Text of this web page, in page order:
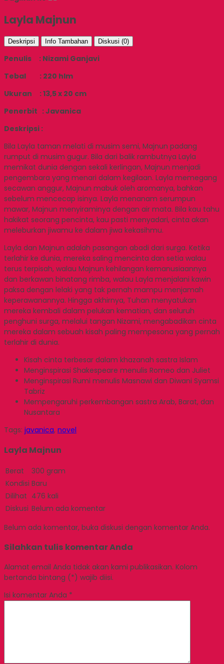
Layla Majnun
Deskripsi Info Tambahan Diskusi (0)
Penulis : Nizami Ganjavi
Tebal : 220 hlm
Ukuran : 13,5 x 20 cm
Penerbit : Javanica
Deskripsi :
Bila Layla taman melati di musim semi, Majnun padang
rumput di musim gugur. Bila dari balik rambutnya Layla
memikat dunia dengan sekali kerlingan, Majnun menjadi
pengembara yang menari dalam kegilaan. Layla memegang
secawan anggur, Majnun mabuk oleh aromanya, bahkan
sebelum mencecap isinya. Layla menanam serumpun
mawar, Majnun menyiraminya dengan air mata. Bila kau tahu
hakikat seorang pencinta, kau pasti menyadari, cinta akan
meleburkan jiwamu ke dalam jiwa kekasihmu.
Layla dan Majnun adalah pasangan abadi dari surga. Ketika
terlahir ke dunia, mereka saling mencinta dan setia walau
terus terpisah, walau Majnun kehilangan kemanusiaannya
dan berkawan binatang rimba, walau Layla menjalani kawin
paksa dengan lelaki yang tak pernah mampu menjamah
keperawanannya. Hingga akhirnya, Tuhan menyatukan
mereka kembali dalam pelukan kematian, dan seluruh
penghuni surga, melalui tangan Nizami, mengabadikan cinta
mereka dalam sebuah kisah paling mempesona yang pernah
terlahir di dunia.
Kisah cinta terbesar dalam khazanah sastra Islam
Menginspirasi Shakespeare menulis Romeo dan Juliet
Menginspirasi Rumi menulis Masnawi dan Diwani Syamsi
Tabriz
Mempengaruhi perkembangan sastra Arab, Barat, dan
Nusantara
Tags: javanica, novel
Layla Majnun
Berat
300 gram
Kondisi Baru
Dilihat 476 kali
Diskusi Belum ada komentar
Belum ada komentar, buka diskusi dengan komentar Anda.
Silahkan tulis komentar Anda
Alamat email Anda tidak akan kami publikasikan. Kolom
bertanda bintang (*) wajib diisi.
Isi komentar Anda *